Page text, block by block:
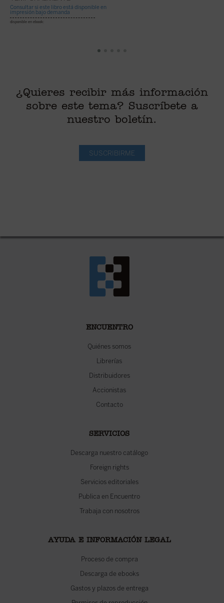
Consultar si este libro está disponible en
impresión bajo demanda
disponible en ebook:
¿Quieres recibir más información
sobre este tema? Suscríbete a
nuestro boletín.
SUSCRIBIRME
ENCUENTRO
Quiénes somos
Librerías
Distribuidores
Accionistas
Contacto
SERVICIOS
Descarga nuestro catálogo
Foreign rights
Servicios editoriales
Publica en Encuentro
Trabaja con nosotros
AYUDA E INFORMACIÓN LEGAL
Proceso de compra
Descarga de ebooks
Gastos y plazos de entrega